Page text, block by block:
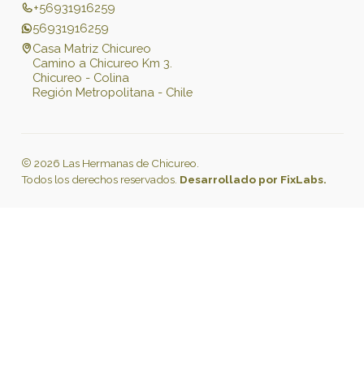
+56931916259
56931916259
Casa Matriz Chicureo
Camino a Chicureo Km 3.
Chicureo - Colina
Región Metropolitana - Chile
2026 Las Hermanas de Chicureo.
Todos los derechos reservados. Desarrollado por FixLabs.